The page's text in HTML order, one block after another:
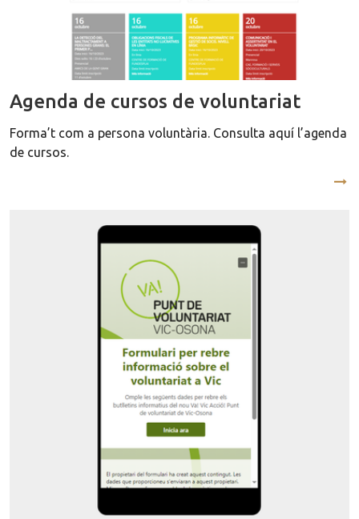
Agenda de cursos de voluntariat
Forma’t com a persona voluntària. Consulta aquí l’agenda
de cursos.